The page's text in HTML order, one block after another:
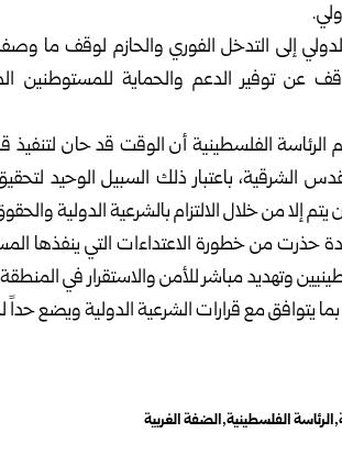
إلى التدخل الفوري والحازم لوقف ما
عن توفير الدعم والحماية
الفلسطينية أن الوقت قد حان لتنفيذ
الشرقية، باعتبار ذلك السبيل الوحيد
إلا من خلال الالتزام بالشرعية الدولية
من خطورة الاعتداءات التي ينفذها
وتهديد مباشر للأمن والاستقرار في
يتوافق مع قرارات الشرعية الدولية ويضع حداً
الرئاسة الفلسطينية الضفة الغربية